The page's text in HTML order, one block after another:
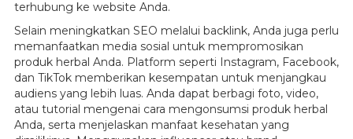
terhubung ke website Anda.
Selain meningkatkan SEO melalui backlink, Anda juga perlu
memanfaatkan media sosial untuk mempromosikan
produk herbal Anda. Platform seperti Instagram, Facebook,
dan TikTok memberikan kesempatan untuk menjangkau
audiens yang lebih luas. Anda dapat berbagi foto, video,
atau tutorial mengenai cara mengonsumsi produk herbal
Anda, serta menjelaskan manfaat kesehatan yang